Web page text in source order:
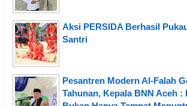
Aksi PERSIDA Berhasil
Santri
Pesantren Modern Al-Falah
Tahunan, Kepala BNN Aceh :